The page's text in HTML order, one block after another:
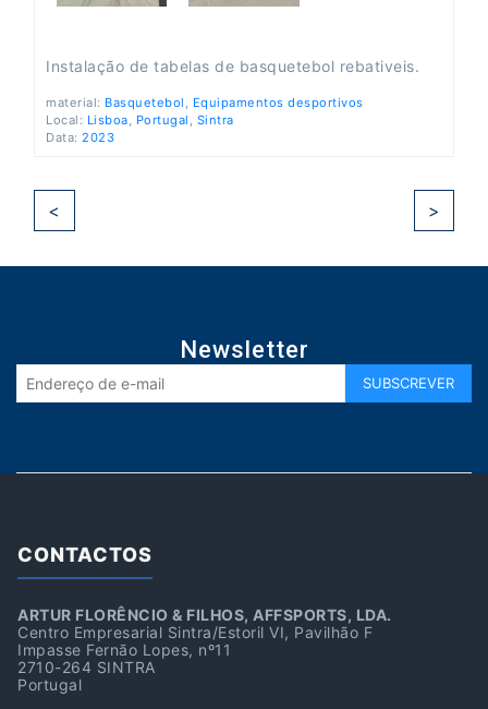
Instalação de tabelas de basquetebol rebativeis.
material: Basquetebol , Equipamentos desportivos
Local: Lisboa, Portugal , Sintra
Data: 2023
< >
Newsletter
CONTACTOS
ARTUR FLORÊNCIO & FILHOS, AFFSPORTS, LDA.
Centro Empresarial Sintra/Estoril VI, Pavilhão F
Impasse Fernão Lopes, nº11
2710-264 SINTRA
Portugal